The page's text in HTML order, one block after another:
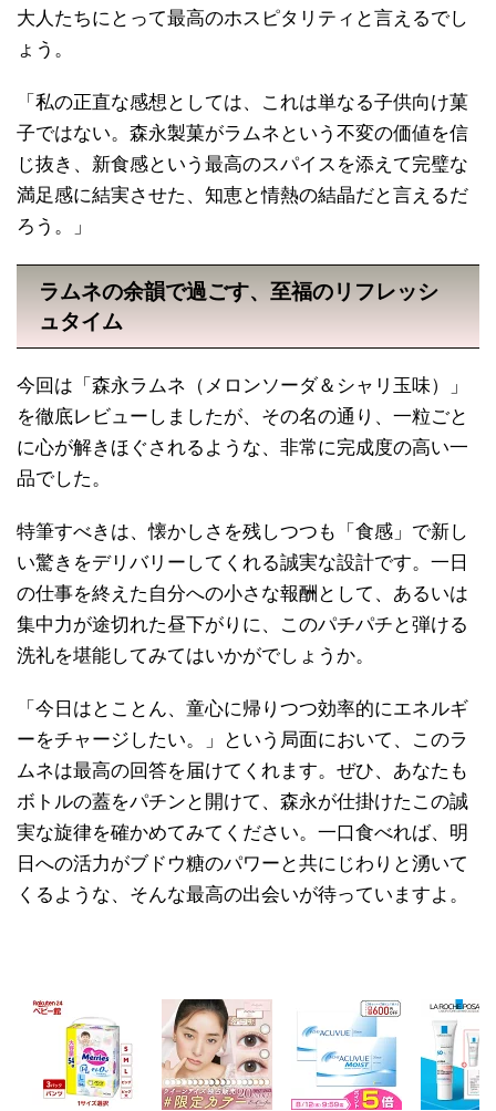
大人たちにとって最高のホスピタリティと言えるでし
ょう。
「私の正直な感想としては、これは単なる子供向け菓
子ではない。森永製菓がラムネという不変の価値を信
じ抜き、新食感という最高のスパイスを添えて完璧な
満足感に結実させた、知恵と情熱の結晶だと言えるだ
ろう。」
ラムネの余韻で過ごす、至福のリフレッシ
ュタイム
今回は「森永ラムネ（メロンソーダ＆シャリ玉味）」
を徹底レビューしましたが、その名の通り、一粒ごと
に心が解きほぐされるような、非常に完成度の高い一
品でした。
特筆すべきは、懐かしさを残しつつも「食感」で新し
い驚きをデリバリーしてくれる誠実な設計です。一日
の仕事を終えた自分への小さな報酬として、あるいは
集中力が途切れた昼下がりに、このパチパチと弾ける
洗礼を堪能してみてはいかがでしょうか。
「今日はとことん、童心に帰りつつ効率的にエネルギ
ーをチャージしたい。」という局面において、このラ
ムネは最高の回答を届けてくれます。ぜひ、あなたも
ボトルの蓋をパチンと開けて、森永が仕掛けたこの誠
実な旋律を確かめてみてください。一口食べれば、明
日への活力がブドウ糖のパワーと共にじわりと湧いて
くるような、そんな最高の出会いが待っていますよ。